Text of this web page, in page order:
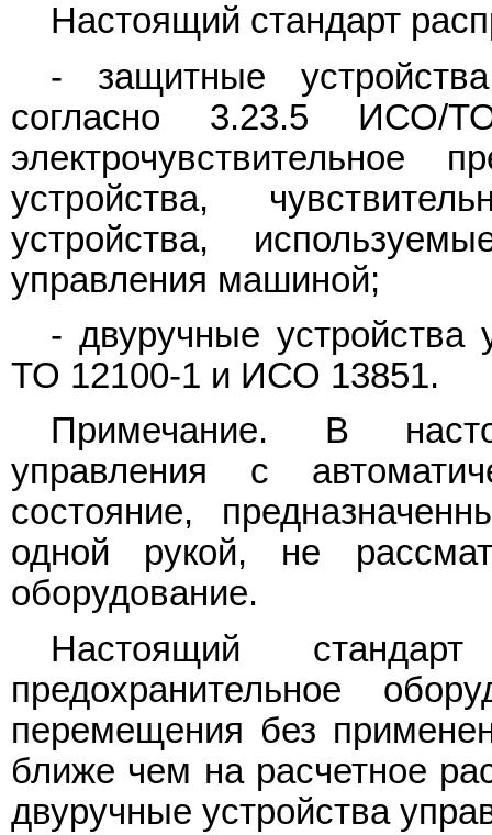
Настоящий стандарт
- защитные
согласно 3.23.5 ИСО/
электрочувствительное
устройства,
устройства,
управления машиной;
- двуручные
ТО 12100-1 и ИСО 13851.
Примечание. В
управления с
состояние,
одной рукой, не
оборудование.
Настоящий
предохранительное
перемещения без
ближе чем на расчетное
двуручные устройства